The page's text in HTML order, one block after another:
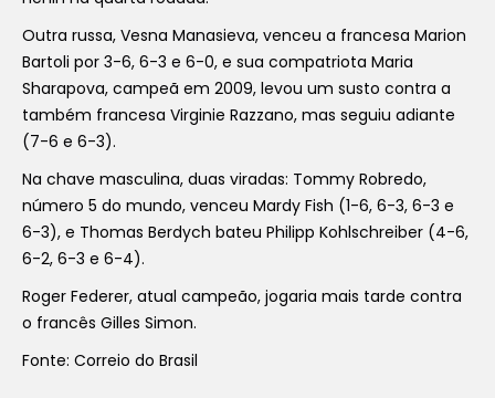
Outra russa, Vesna Manasieva, venceu a francesa Marion
Bartoli por 3-6, 6-3 e 6-0, e sua compatriota Maria
Sharapova, campeã em 2009, levou um susto contra a
também francesa Virginie Razzano, mas seguiu adiante
(7-6 e 6-3).
Na chave masculina, duas viradas: Tommy Robredo,
número 5 do mundo, venceu Mardy Fish (1-6, 6-3, 6-3 e
6-3), e Thomas Berdych bateu Philipp Kohlschreiber (4-6,
6-2, 6-3 e 6-4).
Roger Federer, atual campeão, jogaria mais tarde contra
o francês Gilles Simon.
Fonte: Correio do Brasil